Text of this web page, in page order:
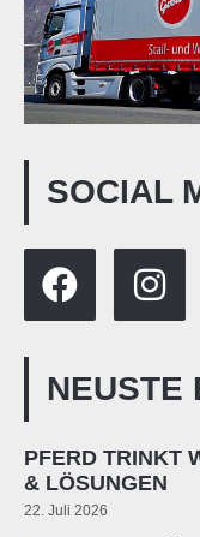
SOCIAL
NEUSTE
PFERD TRINKT
& LÖSUNGEN
22. Juli 2026